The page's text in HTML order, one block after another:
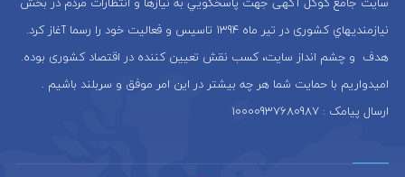
نيازمنديهاي کشوری در تير ماه 1394 تاسيس و فعاليت خود را رسما آغاز كرد.
هدف و چشم انداز سایت، كسب نقش تعيين كننده در اقتصاد کشوری بوده.
امیدواریم با حمایت شما هر چه بیشتر در این امر موفق و سربلند باشیم .
ارسال پیامک : 10000937680987